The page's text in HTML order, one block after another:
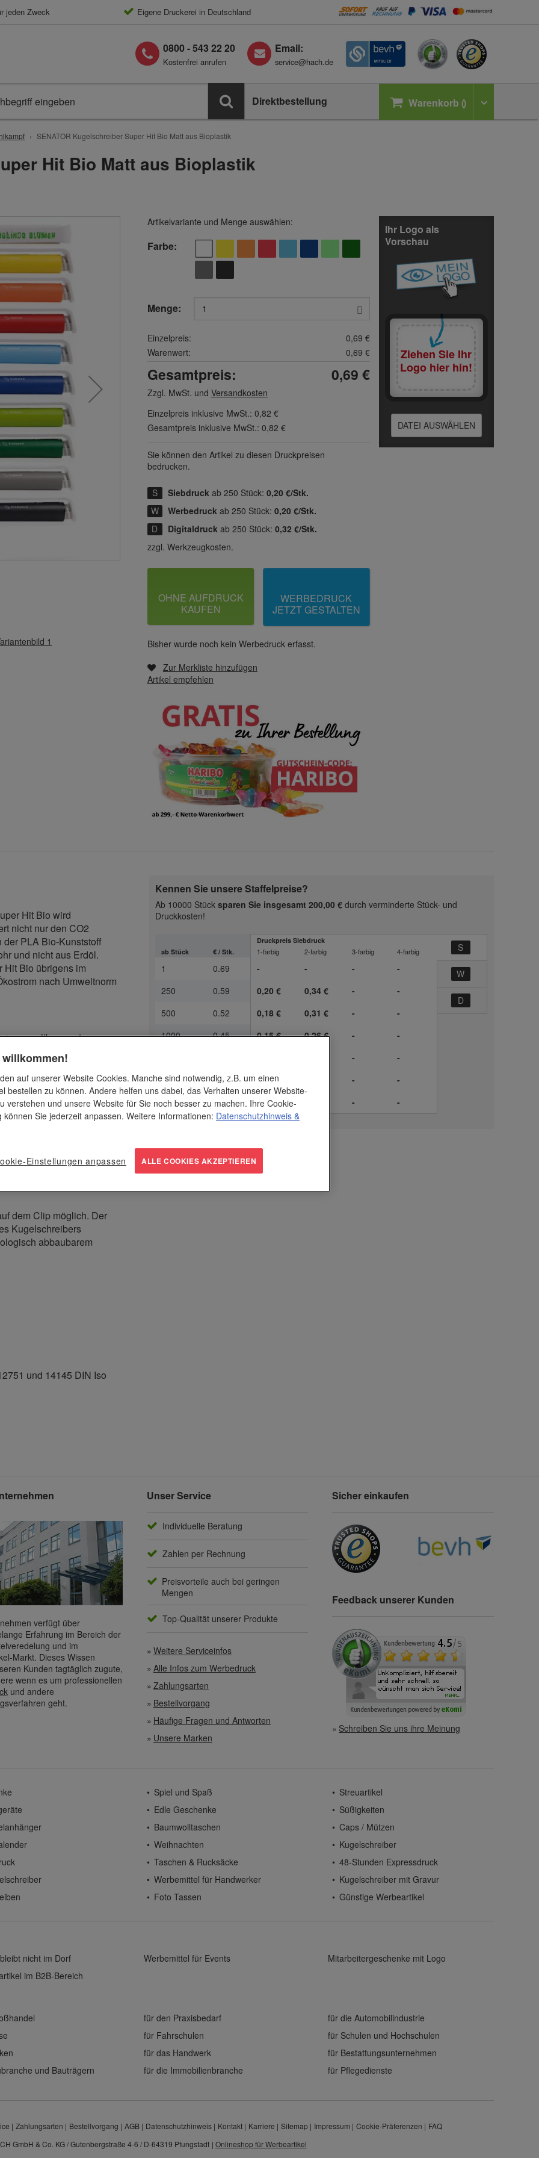
jeden Zweck Eigene Druckerei in Deutschland
0800 - 543 22 20
Kostenfrei anrufen
Email:
service@hach.de
Warenkorb
Direktbestellung
SENATOR Kugelschreiber Super Hit Bio Matt aus Bioplastik
Hit Bio Matt aus Bioplastik
1
Artikelvariante und Menge auswählen:
Farbe
Menge:
Einzelpreis:
0,69 €
Warenwert:
0,69 €
Gesamtpreis: 0,69 €
Zzgl. MwSt. und Versandkosten
Einzelpreis inklusive MwSt.: 0,82 €
Gesamtpreis inklusive MwSt.: 0,82 €
Sie können den Artikel zu diesen Druck­preisen
bedrucken.
Siebdruck ab 250 Stück: 0,20 €/Stk.
Werbedruck ab 250 Stück: 0,20 €/Stk.
Digitaldruck ab 250 Stück: 0,32 €/Stk.
zzgl. Werkzeugkosten.
OHNE AUFDRUCK
KAUFEN
WERBEDRUCK
JETZT GESTALTEN
Bisher wurde noch kein Werbedruck erfasst.
Zur Merkliste hinzufügen
Artikel empfehlen
Ihr Logo als
Vorschau
Ziehen Sie Ihr
Logo hier hin!
DATEI AUSWÄHLEN
Hit Bio wird
nicht nur den CO2
PLA Bio-Kunststoff
und nicht aus Erdöl.
Hit Bio übrigens im
nach Umweltnorm
umweltbewusster
Klassiker gibt es jetzt
Rohstoffen,
ist made in
Werbewirkung
im Meeting
dem Clip möglich. Der
Kugelschreibers
abbaubarem
und 14145 DIN Iso
Kennen Sie unsere Staffelpreise?
Ab 10000 Stück sparen Sie insgesamt 200,00 € durch verminderte Stück- und
Druckkosten!
Druckpreis Siebdruck
ab Stück
€ / Stk. 1-farbig 2-farbig 3-farbig 4-farbig
1 0.69 - - -
-
250
0.59 0,20 € 0,34 € -
-
500
0.52 0,18 € 0,31 € -
-
1000
0.45 0,15 € 0,26 € -
-
-
-
5000
0.38 0,12 € -
-
10000
0.36 0,10 € - -
verfügt über
Erfahrung im Bereich der
und im
Markt. Dieses Wissen
Kunden tagtäglich zugute,
wenn es um professionellen
und andere
geht.
Unser Service
Individuelle Beratung
Zahlen per Rechnung
Preisvorteile auch bei geringen
Mengen
Top-Qualität unserer Produkte
Weitere Serviceinfos
Alle Infos zum Werbedruck
Zahlungsarten
Bestellvorgang
Häufige Fragen und Antworten
Unsere Marken
Sicher einkaufen
Feedback unserer Kunden
Schreiben Sie uns ihre Meinung
Spiel und Spaß
Streuartikel
Edle Geschenke
Süßigkeiten
Baumwolltaschen
Caps / Mützen
Weihnachten
Kugelschreiber
Taschen & Rucksäcke
48-Stunden Expressdruck
Werbemittel für Handwerker
Kugelschreiber mit Gravur
Foto Tassen Günstige Werbeartikel
nicht im Dorf Werbemittel für Events
Mitarbeitergeschenke mit Logo
im B2B-Bereich
für den Praxisbedarf
für die Automobilindustrie
für Fahrschulen
für Schulen und Hochschulen
für das Handwerk
für Bestattungsunternehmen
und Bauträgern für die Immobilienbranche für Pflegedienste
Zahlungsarten Bestellvorgang AGB Datenschutzhinweis Kontakt Karriere Sitemap Impressum Cookie-Präferenzen
FAQ
GmbH & Co. KG / Gutenbergstraße 4-6 / D-64319 Pfungstadt | Onlineshop für Werbeartikel
auf unserer Website Cookies. Manche sind notwendig, z.B. um einen
bestellen zu können. Andere helfen uns dabei, das Verhalten unserer Website-
verstehen und unsere Website für Sie noch besser zu machen. Ihre Cookie-
können Sie jederzeit anpassen. Weitere Informationen: Datenschutzhinweis &
Einstellungen anpassen ALLE COOKIES AKZEPTIEREN